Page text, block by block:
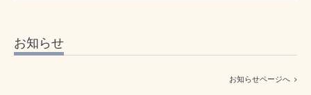
お知らせ
お知らせページへ